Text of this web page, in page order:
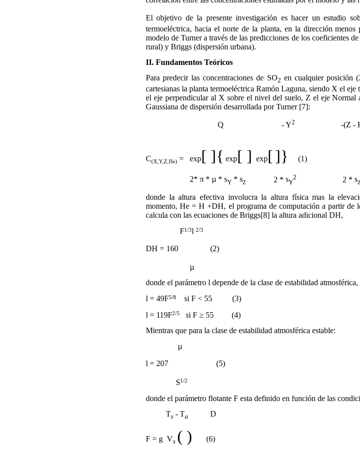
El objetivo de la presente investigación es hacer un estudio
termoeléctrica, hacia el norte de la planta, en la dirección
modelo de Turner a través de las predicciones de los coeficientes
rural) y Briggs (dispersión urbana).
II. Fundamentos Teóricos
Para predecir las concentraciones de SO2 en cualquier posición
cartesianas la planta termoeléctrica Ramón Laguna, siendo X el
el eje perpendicular al X sobre el nivel del suelo, Z el eje
Gaussiana de dispersión desarrollada por Turner [7]:
Q - Y2 -(Z -
C(X,Y,Z,He) =  exp[ ]{ exp[ ] exp[]} (1)
2* π * µ * sY * sZ 2 * sY
2 2 * sZ
donde la altura efectiva involucra la altura física mas la
momento, He = H +DH, el programa de computación a partir de
calcula con las ecuaciones de Briggs[8] la altura adicional DH,
F1/3l 2/3
DH = 160  (2)
µ
donde el parámetro l depende de la clase de estabilidad
l = 49F5/8 si F < 55
(3)
l = 119F2/5
si F ≥ 55 (4)
Mientras que para la clase de estabilidad atmosférica estable:
µ
l = 207  (5)
S1/2
donde el parámetro flotante F esta definido en función de las
Ts - Ta D
F = g  Vs ( ) (6)